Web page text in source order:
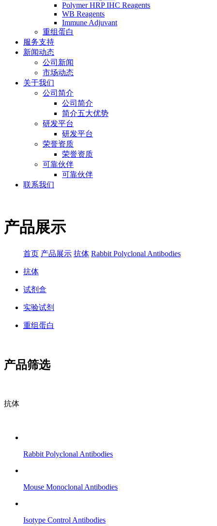
Polymer HRP IHC Reagents
WB Reagents
Immune Adjuvant
重组蛋白
服务支持
新闻动态
公司新闻
市场动态
关于我们
公司简介
公司简介
简介五大优势
研发平台
研发平台
荣誉资质
荣誉资质
可靠伙伴
可靠伙伴
联系我们
产品展示
首页 产品展示 抗体 Rabbit Polyclonal Antibodies
抗体
试剂盒
实验试剂
重组蛋白
产品筛选
抗体
Rabbit Polyclonal Antibodies
Mouse Monoclonal Antibodies
Isotype Control Antibodies